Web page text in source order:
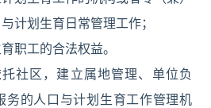
计划生育日常管理工作；
职工的合法权益。
社区，建立属地管理、单位负
务的人口与计划生育工作管理机